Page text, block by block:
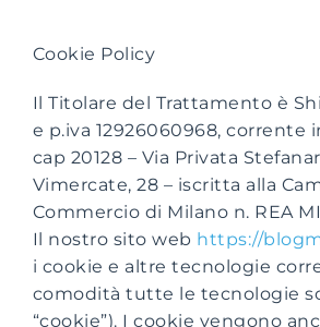
Cookie Policy
Il Titolare del Trattamento è
e p.iva 12926060968, corrente
cap 20128 – Via Privata
Vimercate, 28 – iscritta alla
Commercio di Milano n. REA
Il nostro sito web https://
i cookie e altre tecnologie
comodità tutte le tecnologie
“cookie”). I cookie vengono